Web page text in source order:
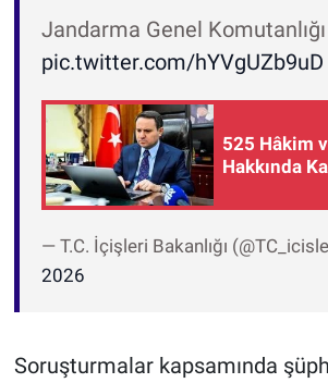
Jandarma Genel
pic.twitter.com/hYVgUZb9uD
525 Hâkim
Hakkında
— T.C. İçişleri Bakanlığı
2026
Soruşturmalar kapsamında